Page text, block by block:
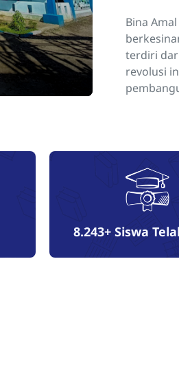
Bina
terdiri
revolusi
8.243+Siswa